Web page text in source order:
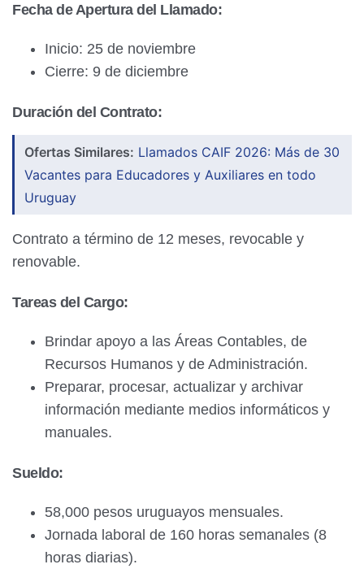
Fecha de Apertura del Llamado:
Inicio: 25 de noviembre
Cierre: 9 de diciembre
Duración del Contrato:
Ofertas Similares: Llamados CAIF 2026: Más de 30
Vacantes para Educadores y Auxiliares en todo
Uruguay
Contrato a término de 12 meses, revocable y
renovable.
Tareas del Cargo:
Brindar apoyo a las Áreas Contables, de
Recursos Humanos y de Administración.
Preparar, procesar, actualizar y archivar
información mediante medios informáticos y
manuales.
Sueldo:
58,000 pesos uruguayos mensuales.
Jornada laboral de 160 horas semanales (8
horas diarias).